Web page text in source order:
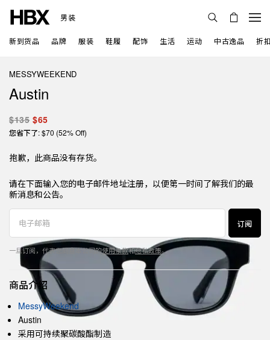
男装
新到货品 品牌 服装 鞋履 配饰 生活 运动 中古逸品 折
MESSYWEEKEND
Austin
$135 $65
您省下了: $70 (52% Off)
抱歉，此商品没有存货。
请在下面输入您的电子邮件地址注册，以便第一时间了解我们的最
新消息和公告。
订阅
一旦订阅，代表您同意本公司的使用条款和隐私政策。
商品介绍
MessyWeekend
Austin
采用可持续聚碳酸酯制造